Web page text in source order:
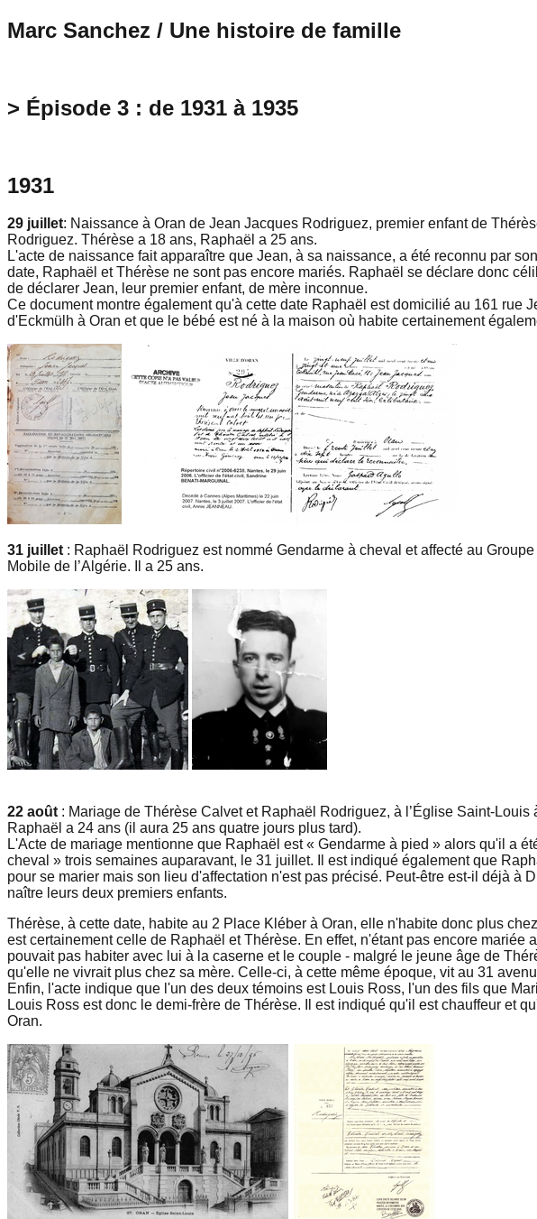
Marc Sanchez / Une histoire de famille
> Épisode 3 : de 1931 à 1935
1931
29 juillet: Naissance à Oran de Jean Jacques Rodriguez, premier enfant de
Rodriguez. Thérèse a 18 ans, Raphaël a 25 ans.
L'acte de naissance fait apparaître que Jean, à sa naissance, a été reconnu par
date, Raphaël et Thérèse ne sont pas encore mariés. Raphaël se déclare donc
de déclarer Jean, leur premier enfant, de mère inconnue.
Ce document montre également qu'à cette date Raphaël est domicilié au 161 rue
d'Eckmülh à Oran et que le bébé est né à la maison où habite certainement
31 juillet : Raphaël Rodriguez est nommé Gendarme à cheval et affecté au
Mobile de l’Algérie. Il a 25 ans.
22 août : Mariage de Thérèse Calvet et Raphaël Rodriguez, à l’Église Saint-Louis
Raphaël a 24 ans (il aura 25 ans quatre jours plus tard).
L'Acte de mariage mentionne que Raphaël est « Gendarme à pied » alors qu'il a
cheval » trois semaines auparavant, le 31 juillet. Il est indiqué également que
pour se marier mais son lieu d'affectation n'est pas précisé. Peut-être est-il déjà à
naître leurs deux premiers enfants.
Thérèse, à cette date, habite au 2 Place Kléber à Oran, elle n'habite donc plus
est certainement celle de Raphaël et Thérèse. En effet, n'étant pas encore mariée
pouvait pas habiter avec lui à la caserne et le couple - malgré le jeune âge de
qu'elle ne vivrait plus chez sa mère. Celle-ci, à cette même époque, vit au 31
Enfin, l'acte indique que l'un des deux témoins est Louis Ross, l'un des fils que
Louis Ross est donc le demi-frère de Thérèse. Il est indiqué qu'il est chauffeur et
Oran.